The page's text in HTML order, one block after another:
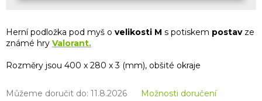
Můžeme doručit do: 11.8.2026 Možnosti doručení
Herní podložka pod myš o velikosti M s potiskem postavze
známé hry Valorant.
Rozměry jsou 400 x 280 x 3 (mm), obšité okraje